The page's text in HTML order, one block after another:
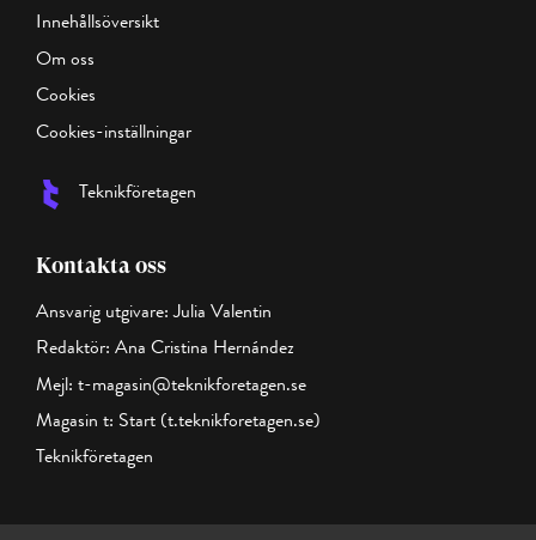
Innehållsöversikt
Om oss
Cookies
Cookies-inställningar
Teknikföretagen
Kontakta oss
Ansvarig utgivare: Julia Valentin
Redaktör: Ana Cristina Hernández
Mejl: t-magasin@teknikforetagen.se
Magasin t: Start (t.teknikforetagen.se)
Teknikföretagen